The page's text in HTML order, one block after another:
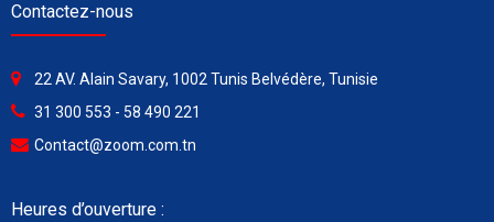
Contactez-nous
22 AV. Alain Savary, 1002 Tunis Belvédère, Tunisie
31 300 553 - 58 490 221
Contact@zoom.com.tn
Heures d’ouverture :